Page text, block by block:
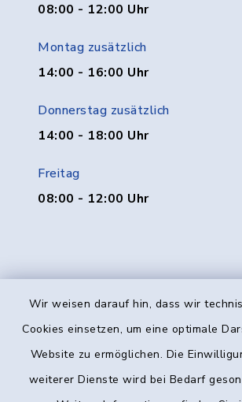
Wir weisen darauf hin, dass wir
Cookies einsetzen, um eine optimale
Website zu ermöglichen. Die
weiterer Dienste wird bei Bedarf
08:00 - 12:00 Uhr
Montag zusätzlich
14:00 - 16:00 Uhr
Donnerstag zusätzlich
14:00 - 18:00 Uhr
Freitag
08:00 - 12:00 Uhr
Kontakt